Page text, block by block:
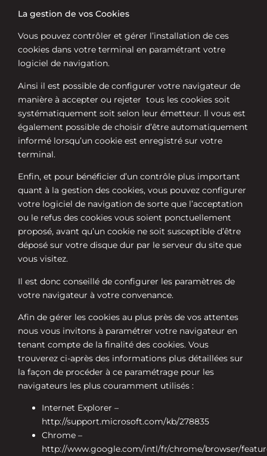
La gestion de vos Cookies
Vous pouvez contrôler et gérer l’installation de ces
cookies dans votre terminal en paramétrant votre
logiciel de navigation.
Ainsi il est possible de configurer votre navigateur de
manière à accepter ou rejeter tous les cookies soit
systématiquement soit selon leur émetteur. Il vous est
également possible de choisir d’être automatiquement
informé lorsqu’un cookie est enregistré sur votre
terminal.
Enfin, et pour bénéficier d’un contrôle plus important
quant à la gestion des cookies, vous pouvez configurer
votre logiciel de navigation de sorte que l’acceptation
ou le refus des cookies vous soient ponctuellement
proposé, avant qu’un cookie ne soit susceptible d’être
déposé sur votre disque dur par le serveur du site que
vous visitez.
Il est donc conseillé de configurer les paramètres de
votre navigateur à votre convenance.
Afin de gérer les cookies au plus près de vos attentes
nous vous invitons à paramétrer votre navigateur en
tenant compte de la finalité des cookies. Vous
trouverez ci-après des informations plus détaillées sur
la façon de procéder à ce paramétrage pour les
navigateurs les plus couramment utilisés :
Internet Explorer –
http://support.microsoft.com/kb/278835
Chrome –
http://www.google.com/intl/fr/chrome/browser/